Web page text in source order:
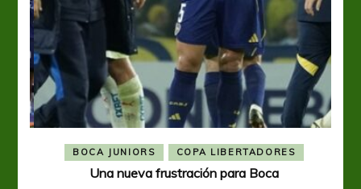
BOCA JUNIORS COPA LIBERTADORES
Una nueva frustración para Boca